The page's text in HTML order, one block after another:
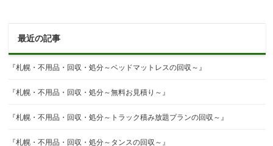
最近の記事
『札幌・不用品・回収・処分～ベッドマットレスの回収～』
『札幌・不用品・回収・処分～無料お見積り～』
『札幌・不用品・回収・処分～トラック積み放題プランの回収～』
『札幌・不用品・回収・処分～タンスの回収～』